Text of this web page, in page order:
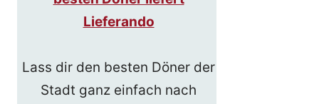
Lieferando
Lass dir den besten Döner der
Stadt ganz einfach nach